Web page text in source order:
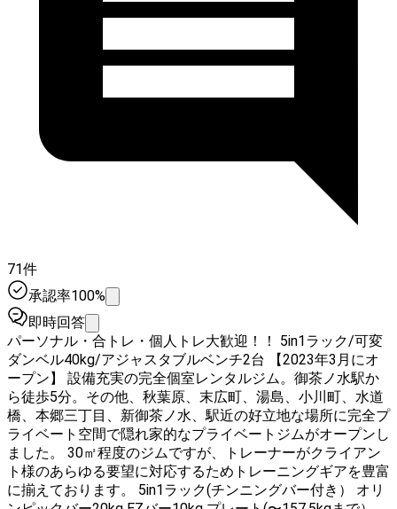
71件
承認率100%
即時回答
パーソナル・合トレ・個人トレ大歓迎！！ 5in1ラック/可変
ダンベル40kg/アジャスタブルベンチ2台 【2023年3月にオ
ープン】 設備充実の完全個室レンタルジム。御茶ノ水駅か
ら徒歩5分。その他、秋葉原、末広町、湯島、小川町、水道
橋、本郷三丁目、新御茶ノ水、駅近の好立地な場所に完全プ
ライベート空間で隠れ家的なプライベートジムがオープンし
ました。 30㎡程度のジムですが、トレーナーがクライアン
ト様のあらゆる要望に対応するためトレーニングギアを豊富
に揃えております。 5in1ラック(チンニングバー付き） オリ